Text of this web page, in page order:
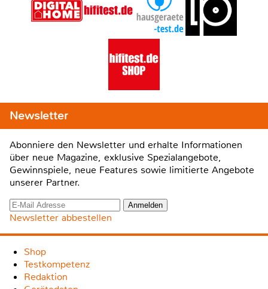
Newsletter
Abonniere den Newsletter und erhalte Informationen
über neue Magazine, exklusive Spezialangebote,
Gewinnspiele, neue Features sowie limitierte Angebote
unserer Partner.
Newsletter abbestellen
Shop
Testkompetenz
Redaktion